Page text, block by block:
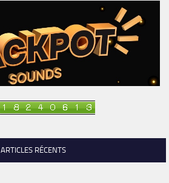
ARTICLES RÉCENTS